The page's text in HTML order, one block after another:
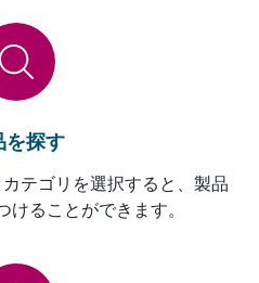
を探す
テゴリを選択すると、製品
けることができます。